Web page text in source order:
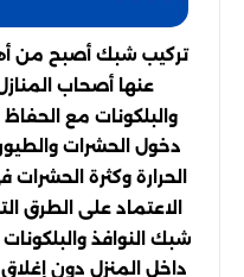
تركيب شبك أصبح من
عنها أصحاب
والبلكونات مع
دخول الحشرات
الحرارة وكثرة
الاعتماد على الطرق
شبك النوافذ
داخل المنزل دون إغلاق